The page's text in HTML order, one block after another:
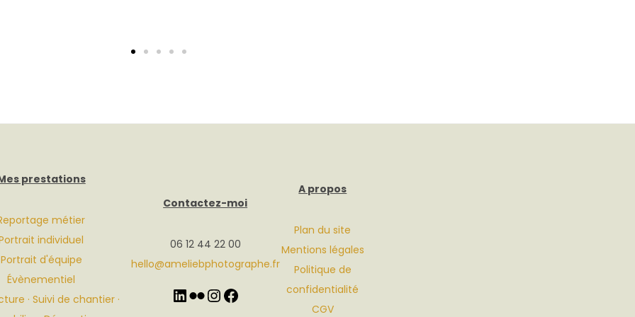
prestations
métier
individuel
Portrait d'équipe
Évènementiel
· Suivi de chantier ·
Contactez-moi
06 12 44 22 00
hello@ameliebphotographe.fr
A propos
Plan du site
Mentions légales
Politique de
confidentialité
CGV